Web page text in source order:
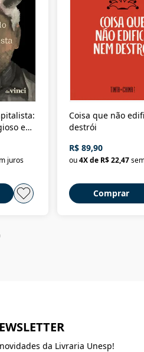
e
juros
Coisa que não
destrói
R$ 89,90
ou4X de R$ 22,47
Comprar
da Livraria Unesp!